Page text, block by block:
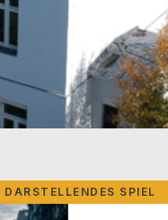
DARSTELLENDES SPIEL